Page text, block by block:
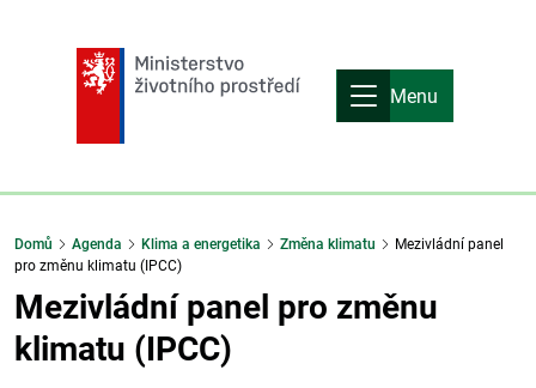
Menu
Domů Agenda Klima a energetika Změna klimatu
Mezivládní panel
pro změnu klimatu (IPCC)
Mezivládní panel pro změnu
klimatu (IPCC)